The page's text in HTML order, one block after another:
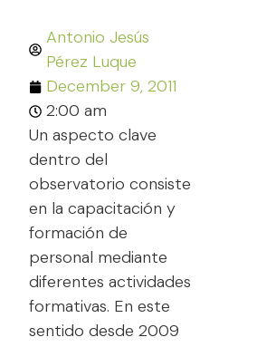
Antonio Jesús
Pérez Luque
December 9, 2011
2:00 am
Un aspecto clave
dentro del
observatorio consiste
en la capacitación y
formación de
personal mediante
diferentes actividades
formativas. En este
sentido desde 2009